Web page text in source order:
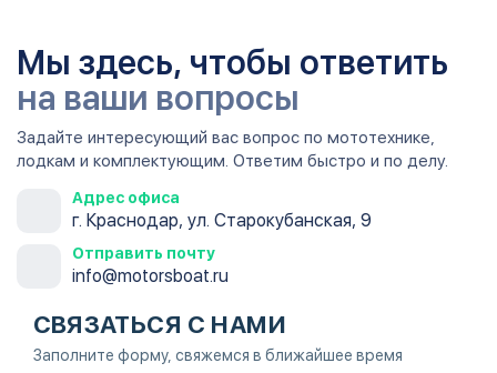
Мы здесь, чтобы ответить
на ваши вопросы
Задайте интересующий вас вопрос по мототехнике,
лодкам и комплектующим. Ответим быстро и по делу.
Адрес офиса
г. Краснодар, ул. Старокубанская, 9
Отправить почту
info@motorsboat.ru
СВЯЗАТЬСЯ С НАМИ
Заполните форму, свяжемся в ближайшее время